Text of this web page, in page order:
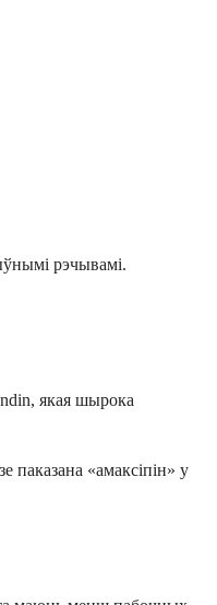
рэчывамі.
якая шырока
паказана «амаксіпін» у